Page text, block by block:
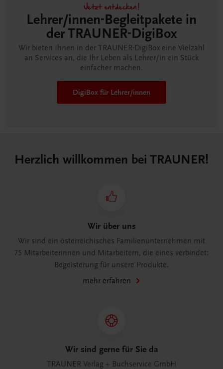
Jetzt entdecken!
Lehrer/innen-Begleitpakete in
der TRAUNER-DigiBox
Wir bieten Ihnen in der TRAUNER-DigiBox eine Vielzahl
an Services an, die Ihr Leben als Lehrer/in ein Stück
einfacher machen.
DigiBox für Lehrer/innen
Herzlich willkommen bei TRAUNER!
Wir über uns
Wir sind ein österreichisches Familienunternehmen mit
75 Mitarbeiterinnen und Mitarbeitern, die eines verbindet:
Begeisterung für unsere Produkte.
mehr erfahren
Wir sind gerne für Sie da
TRAUNER Verlag + Buchservice GmbH